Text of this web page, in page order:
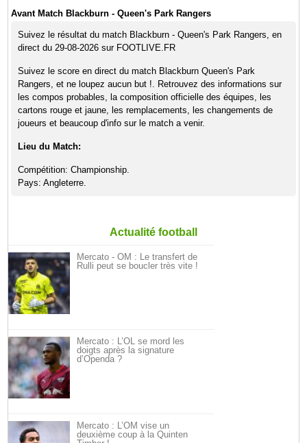
Avant Match Blackburn - Queen's Park Rangers
Suivez le résultat du match Blackburn - Queen's Park Rangers, en
direct du 29-08-2026 sur FOOTLIVE.FR
Suivez le score en direct du match Blackburn Queen's Park
Rangers, et ne loupez aucun but !. Retrouvez des informations sur
les compos probables, la composition officielle des équipes, les
cartons rouge et jaune, les remplacements, les changements de
joueurs et beaucoup d'info sur le match a venir.
Lieu du Match:
Compétition: Championship.
Pays: Angleterre.
Actualité football
Mercato - OM : Le transfert de
Rulli peut se boucler très vite !
Mercato : L’OL se mord les
doigts après la signature
d’Openda ?
Mercato : L’OM vise un
deuxième coup à la Quinten